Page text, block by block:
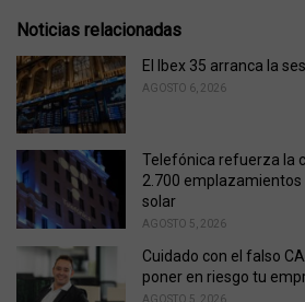
e
:
Noticias relacionadas
El Ibex 35 arranca la
AGOSTO 6, 2026
Telefónica refuerza la
2.700
solar
AGOSTO 5, 2026
Cuidado con el falso
poner en riesgo tu
AGOSTO 5, 2026